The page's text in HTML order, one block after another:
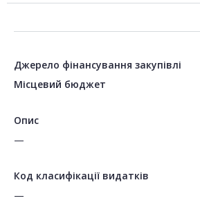
Джерело фінансування закупівлі
Місцевий бюджет
Опис
—
Код класифікації видатків
—